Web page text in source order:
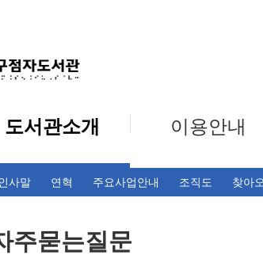
도서관소개
사말 연혁 주요사업안내 조직도 찾아
이용안내
주묻는질문